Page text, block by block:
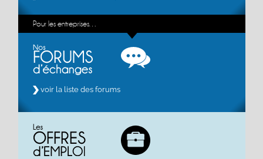
Pour les entreprises…
voir la liste des forums